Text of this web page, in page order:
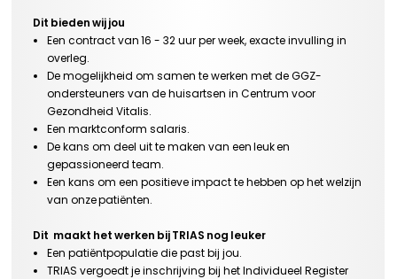
Dit bieden wij jou
Een contract van16- 32uur per week, exacte invulling in
overleg.
De mogelijkheidom samen te werken met de GGZ-
ondersteuners van de huisartsen in Centrum voor
Gezondheid Vitalis.
Een marktconform salaris.
De kans om deel uit te maken van een leuk en
gepassioneerd team.
Een kans om een positieve impact te hebben op het welzijn
van onze patiënten.
Dit maakt het werken bij TRIAS nog leuker
Een patiëntpopulatiedie past bij jou.
TRIAS vergoedt je inschrijving bij hetIndividueel Register